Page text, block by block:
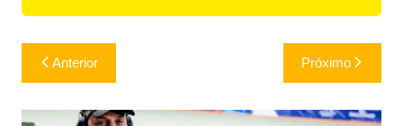
Navegação
de
Post
Anterior Próximo